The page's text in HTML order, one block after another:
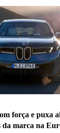
força e puxa
da marca na